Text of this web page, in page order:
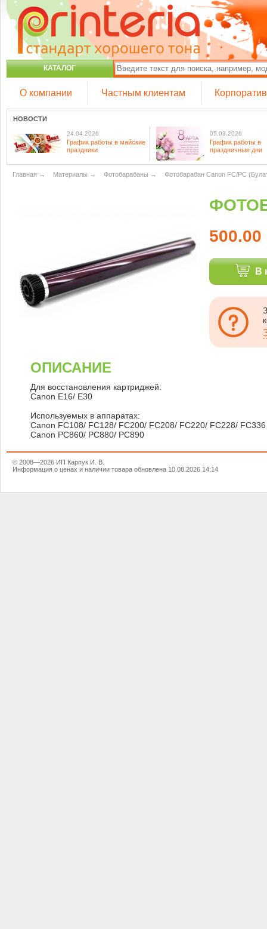
КАТАЛОГ
О компании Частным клиентам
НОВОСТИ
24.04.2026
График работы в майские
праздники
05.03.2026
График работы в
праздничные дни
Главная → Материалы → Фотобарабаны → Фотобарабан Canon FC/PC
500.00
В
ОПИСАНИЕ
Для восстановления картриджей:
Canon E16/ E30
Используемых в аппаратах:
Canon FC108/ FC128/ FC200/ FC208/ FC220/ FC228/ FC336
Canon PC860/ PC880/ PC890
© 2008—2026 ИП Карпук И. В.
Информация о ценах и наличии товара обновлена 10.08.2026 14:14